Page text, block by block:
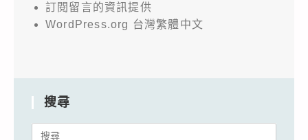
訂閱留言的資訊提供
WordPress.org 台灣繁體中文
搜尋
Search